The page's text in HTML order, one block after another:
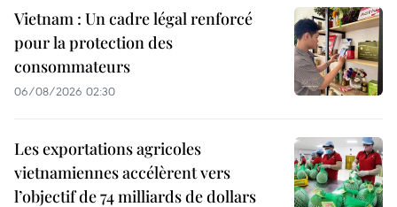
Vietnam : Un cadre légal renforcé
pour la protection des
consommateurs
06/08/2026 02:30
Les exportations agricoles
vietnamiennes accélèrent vers
l’objectif de 74 milliards de dollars